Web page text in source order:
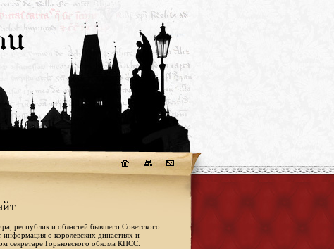
республик и областей бывшего Советского
информация о королевских династиях и
секретаре Горьковского обкома КПСС.